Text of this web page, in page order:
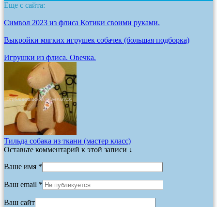
Еще с сайта:
Символ 2023 из флиса Котики своими руками.
Выкройки мягких игрушек собачек (большая подборка)
Игрушки из флиса. Овечка.
Тильда собака из ткани (мастер класс)
Оставьте комментарий к этой записи ↓
Ваше имя *
Ваш email *
Ваш сайт